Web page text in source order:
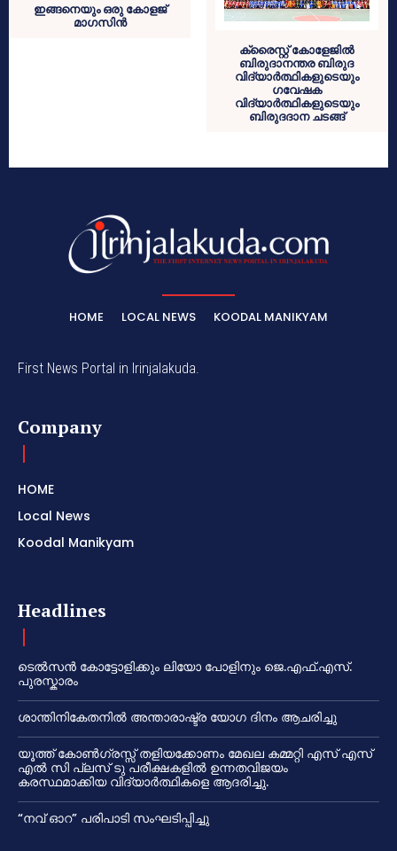
ഇങ്ങനെയും ഒരു കോളജ്
മാഗസിൻ
ക്രൈസ്റ്റ് കോളേജിൽ
ബിരുദാനന്തര ബിരുദ
വിദ്യാർത്ഥികളുടെയും
ഗവേഷക
വിദ്യാർത്ഥികളുടെയും
ബിരുദദാന ചടങ്ങ്
HOME LOCAL NEWS KOODAL MANIKYAM
First News Portal in Irinjalakuda.
Company
HOME
Local News
Koodal Manikyam
Headlines
ടെൽസൻ കോട്ടോളിക്കും ലിയോ പോളിനും ജെ.എഫ്.എസ്.
പുരസ്കാരം
ശാന്തിനികേതനിൽ അന്താരാഷ്ട്ര യോഗ ദിനം ആചരിച്ചു
യൂത്ത് കോൺഗ്രസ്സ് തളിയക്കോണം മേഖല കമ്മറ്റി എസ് എസ്
എൽ സി പ്ലസ് ടു പരീക്ഷകളിൽ ഉന്നതവിജയം
കരസ്ഥമാക്കിയ വിദ്യാർത്ഥികളെ ആദരിച്ചു.
“നവ് ഓറ” പരിപാടി സംഘടിപ്പിച്ചു